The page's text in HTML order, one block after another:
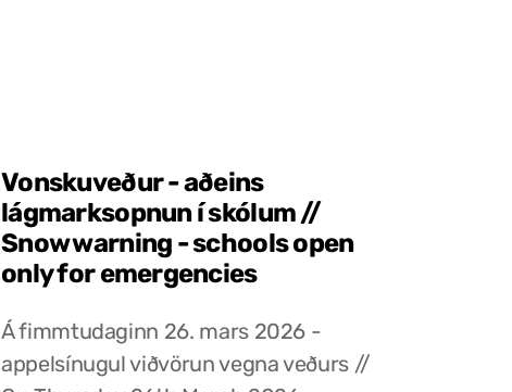
Vonskuveður - aðeins
lágmarksopnun í skólum //
Snow warning - schools open
only for emergencies
Á fimmtudaginn 26. mars 2026 -
appelsínugul viðvörun vegna veðurs //